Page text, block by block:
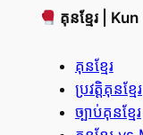
គុនខ្មែរ |
គុនខ្មែរ
ប្រវត្តិគុនខ្មែរ
ច្បាប់គុនខ្មែរ